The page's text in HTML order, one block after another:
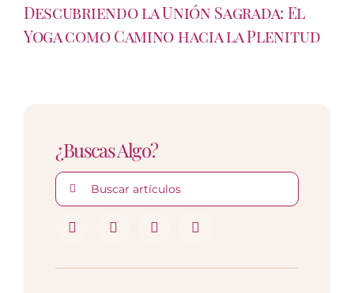
Descubriendo la Unión Sagrada: El
Yoga como Camino hacia la Plenitud
¿Buscas Algo?
Buscar: